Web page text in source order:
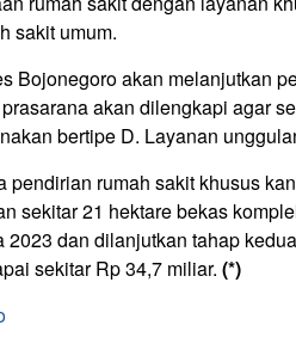
sakit umum.
Bojonegoro akan melanjutkan
akan dilengkapi agar
bertipe D. Layanan
pendirian rumah sakit khusus
sekitar 21 hektare bekas
2023 dan dilanjutkan tahap
sekitar Rp 34,7 miliar. (*)